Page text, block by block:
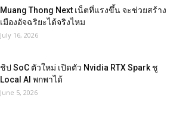
Muang Thong Next เน็ตที่แรงขึ้น จะช่วยสร้าง
เมืองอัจฉริยะได้จริงไหม
July 16, 2026
ชิป SoC ตัวใหม่ เปิดตัว Nvidia RTX Spark ชู
Local AI พกพาได้
June 5, 2026